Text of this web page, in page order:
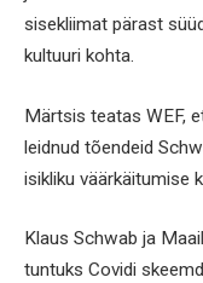
sisekliimat pärast
kultuuri kohta.
Märtsis teatas WEF,
leidnud tõendeid
isikliku väärkäitumise
Klaus Schwab ja
tuntuks Covidi